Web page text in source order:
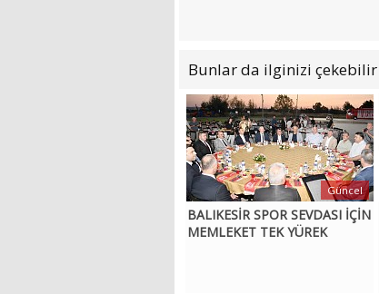
Bunlar da ilginizi çekebilir
BALIKESİR SPOR SEVDASI İÇİN
MEMLEKET TEK YÜREK
Güncel